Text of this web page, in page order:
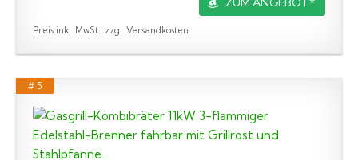
Preis inkl. MwSt., zzgl. Versandkosten
# 5